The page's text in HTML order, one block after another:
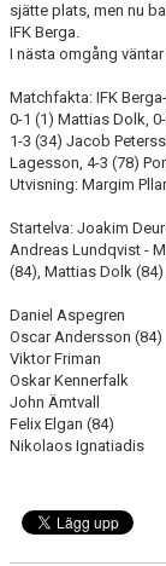
sjätte plats, men nu
IFK Berga.
I nästa omgång
Matchfakta: IFK
0-1 (1) Mattias Dolk,
1-3 (34) Jacob
Lagesson, 4-3 (78)
Utvisning: Margim
Startelva: Joakim
Andreas Lundqvist -
(84), Mattias Dolk
Daniel Aspegren
Oscar Andersson (84)
Viktor Friman
Oskar Kennerfalk
John Ämtvall
Felix Elgan (84)
Nikolaos Ignatiadis